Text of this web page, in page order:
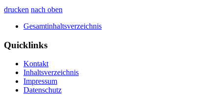
drucken nach oben
Gesamtinhaltsverzeichnis
Quicklinks
Kontakt
Inhaltsverzeichnis
Impressum
Datenschutz